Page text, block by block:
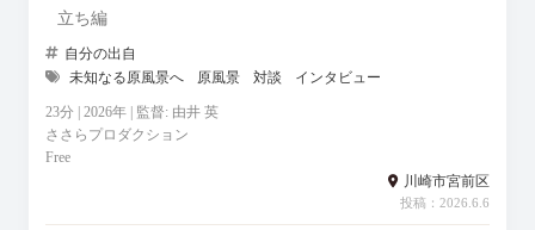
立ち編
自分の出自
未知なる原風景へ
原風景 対談 インタビュー
23分 | 2026年 | 監督: 由井 英
ささらプロダクション
Free
川崎市宮前区
投稿：2026.6.6